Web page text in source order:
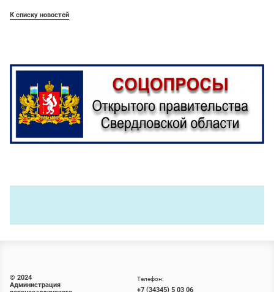
К списку новостей
© 2024
Администрация
Телефон:
+7 (34345) 5 03 06